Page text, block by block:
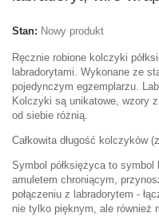
Stan: Nowy produkt
Ręcznie robione kolczyki
labradorytami. Wykonane ze
pojedynczym egzemplarzu.
Kolczyki są unikatowe, wzory
od siebie różnią.
Całkowita długość kolczyków
Symbol półksiężyca to
amuletem chroniącym,
połączeniu z labradorytem -
nie tylko pięknym, ale również